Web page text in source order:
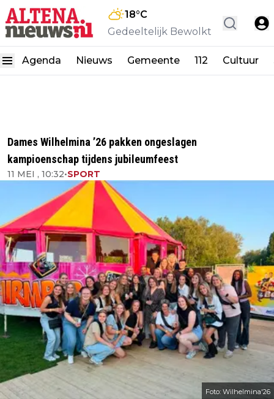
18°C
Gedeeltelijk Bewolkt
Agenda Nieuws Gemeente 112 Cultuur
Dames Wilhelmina ’26 pakken ongeslagen
kampioenschap tijdens jubileumfeest
11 MEI , 10:32•SPORT
Foto: Wilhelmina'26